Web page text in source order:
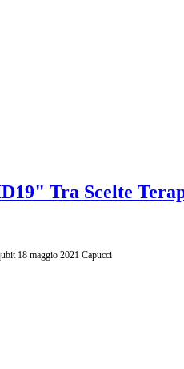
Tra Scelte